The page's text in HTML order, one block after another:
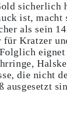
sicherlich
ist, macht
als sein
Kratzer
die nicht
ausgesetzt